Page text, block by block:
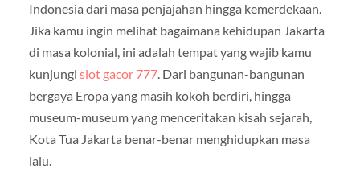
Indonesia dari masa penjajahan hingga kemerdekaan.
Jika kamu ingin melihat bagaimana kehidupan Jakarta
di masa kolonial, ini adalah tempat yang wajib kamu
kunjungi slot gacor 777. Dari bangunan-bangunan
bergaya Eropa yang masih kokoh berdiri, hingga
museum-museum yang menceritakan kisah sejarah,
Kota Tua Jakarta benar-benar menghidupkan masa
lalu.